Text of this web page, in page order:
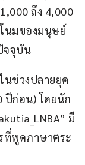
ถึง 4,000
นมของมนุษย์
จจุบัน
นช่วงปลายยุค
ปีก่อน) โดยนัก
มี
ที่พูดภาษาตระ